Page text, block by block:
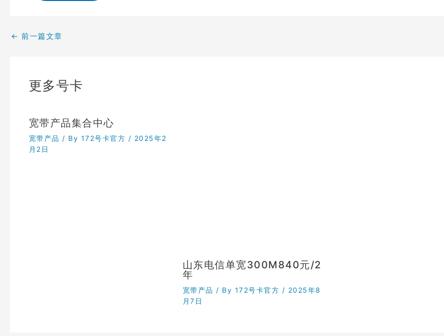
← 前一篇文章
更多号卡
宽带产品集合中心
宽带产品 / By 172号卡官方 / 2025年2
月2日
山东电信单宽300M840元/2
年
宽带产品 / By 172号卡官方 / 2025年8
月7日